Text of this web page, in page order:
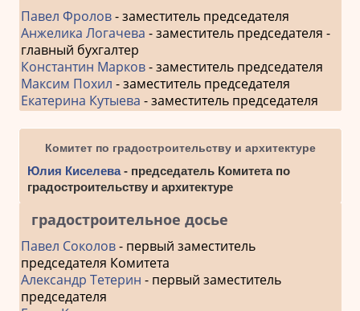
Павел Фролов- заместитель председателя
Анжелика Логачева - заместитель председателя -
главный бухгалтер
Константин Марков- заместитель председателя
Максим Похил - заместитель председателя
Екатерина Кутыева - заместитель председателя
Комитет по градостроительству и архитектуре
Юлия Киселева- председатель Комитета по
градостроительству и архитектуре
градостроительное досье
Павел Соколов- первый заместитель
председателя Комитета
Александр Тетерин - первый заместитель
председателя